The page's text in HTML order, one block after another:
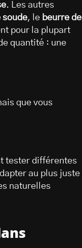
. Les autres
soude, le beurre de
pour la plupart
quantité : une
que vous
tester différentes
au plus juste
naturelles